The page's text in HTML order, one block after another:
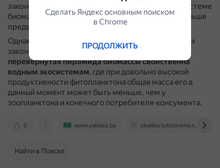
закономерность, согласно которой в любой экосистеме
биомасса каждого следующего звена в 10 раз меньше
предыдущего.
Однако стоит учитывать, что в разных экосистемах
закономерность может отличаться. Например,
перевёрнутая пирамида биомассы свойственна
водным экосистемам, где при довольно высокой
продуктивности фитопланктона общая масса его в
данный момент может быть меньше, чем у
зоопланктона и конечного потребителя-консумента.
0 www.yaklass.by otvetka.tutoronline.ru
Найти в Поиске
Сделать Яндекс основным поиском
в Сhrome
ПРОДОЛЖИТЬ